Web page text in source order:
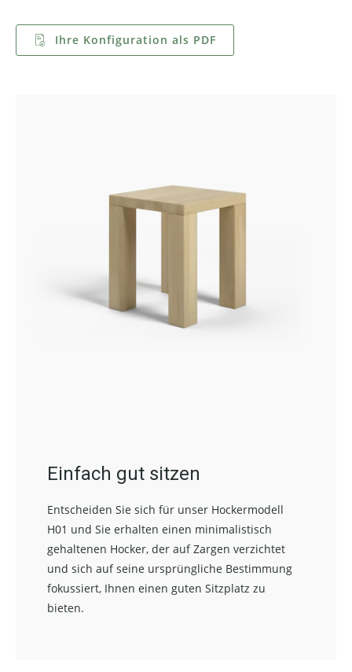
Ihre Konfiguration als PDF
Einfach gut sitzen
Entscheiden Sie sich für unser Hockermodell
H01 und Sie erhalten einen minimalistisch
gehaltenen Hocker, der auf Zargen verzichtet
und sich auf seine ursprüngliche Bestimmung
fokussiert, Ihnen einen guten Sitzplatz zu
bieten.